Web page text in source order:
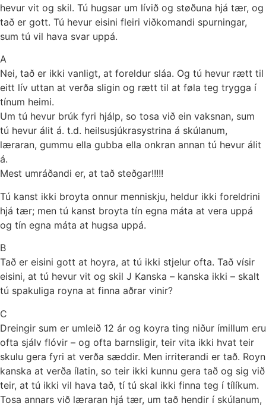
hevur vit og skil. Tú hugsar um lívið og støðuna hjá tær, og
tað er gott. Tú hevur eisini fleiri viðkomandi spurningar,
sum tú vil hava svar uppá.
A
Nei, tað er ikki vanligt, at foreldur sláa. Og tú hevur rætt til
eitt lív uttan at verða sligin og rætt til at føla teg trygga í
tínum heimi.
Um tú hevur brúk fyri hjálp, so tosa við ein vaksnan, sum
tú hevur álit á. t.d. heilsusjúkrasystrina á skúlanum,
læraran, gummu ella gubba ella onkran annan tú hevur álit
á.
Mest umráðandi er, at tað steðgar!!!!!
Tú kanst ikki broyta onnur menniskju, heldur ikki foreldrini
hjá tær; men tú kanst broyta tín egna máta at vera uppá
og tín egna máta at hugsa uppá.
B
Tað er eisini gott at hoyra, at tú ikki stjelur ofta. Tað vísir
eisini, at tú hevur vit og skil J Kanska – kanska ikki – skalt
tú spakuliga royna at finna aðrar vinir?
C
Dreingir sum er umleið 12 ár og koyra ting niður ímillum eru
ofta sjálv flóvir – og ofta barnsligir, teir vita ikki hvat teir
skulu gera fyri at verða sæddir. Men irriterandi er tað. Royn
kanska at verða ílatin, so teir ikki kunnu gera tað og sig við
teir, at tú ikki vil hava tað, tí tú skal ikki finna teg í tílíkum.
Tosa annars við læraran hjá tær, um tað hendir í skúlanum,